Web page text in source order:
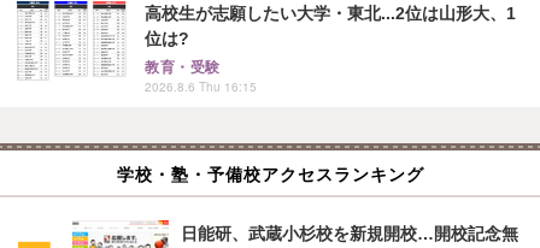
高校生が志願したい大学・東北...2位は山形大、1
位は?
教育・受験
2026.8.6 Thu 16:15
学校・塾・予備校アクセスランキング
日能研、武蔵小杉校を新規開校…開校記念無